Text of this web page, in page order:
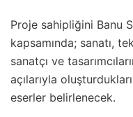
Proje sahipliğini Banu
kapsamında; sanatı,
sanatçı ve
açılarıyla
eserler belirlenecek.